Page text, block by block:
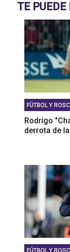
ECONOMÍA
TE PUEDE
FÚTBOL Y
Rodrigo
derrota de